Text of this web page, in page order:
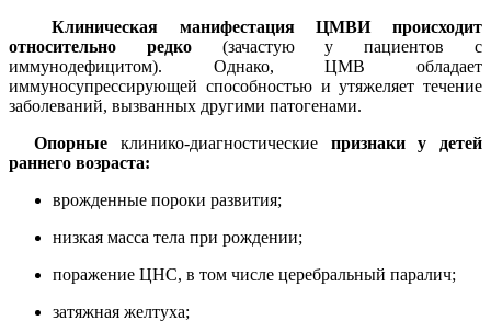
Клиническая манифестация
ЦМВИпроисходит
относительно редко(зачастую у пациентов с
иммунодефицитом). Однако, ЦМВ обладает
иммуносупрессирующей способностью и утяжеляет течение
заболеваний, вызванных другими патогенами.
Опорные клинико-диагностические признаки у
детей
раннего возраста:
врожденные пороки развития;
низкая масса тела при рождении;
поражение ЦНС, в том числе церебральный паралич;
затяжная желтуха;